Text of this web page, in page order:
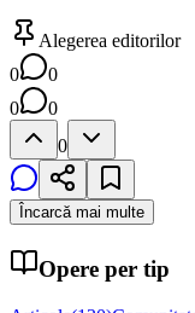
Alegerea editorilor
0
0
0
0
0
Încarcă mai multe
Opere per tip